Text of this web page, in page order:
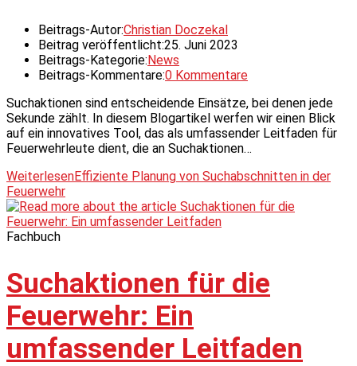
Beitrags-Autor:Christian Doczekal
Beitrag veröffentlicht:25. Juni 2023
Beitrags-Kategorie:News
Beitrags-Kommentare:0 Kommentare
Suchaktionen sind entscheidende Einsätze, bei denen jede
Sekunde zählt. In diesem Blogartikel werfen wir einen Blick
auf ein innovatives Tool, das als umfassender Leitfaden für
Feuerwehrleute dient, die an Suchaktionen…
WeiterlesenEffiziente Planung von Suchabschnitten in der
Feuerwehr
Fachbuch
Suchaktionen für die
Feuerwehr: Ein
umfassender Leitfaden